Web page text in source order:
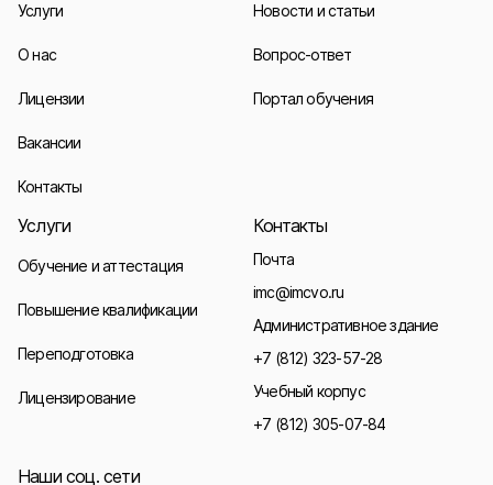
Услуги
О нас
Лицензии
Вакансии
Контакты
Новости и статьи
Вопрос-ответ
Портал обучения
Услуги
Обучение и аттестация
Повышение квалификации
Переподготовка
Лицензирование
Контакты
Почта
imc@imcvo.ru
Административное здание
+7 (812) 323-57-28
Учебный корпус
+7 (812) 305-07-84
Наши соц. сети